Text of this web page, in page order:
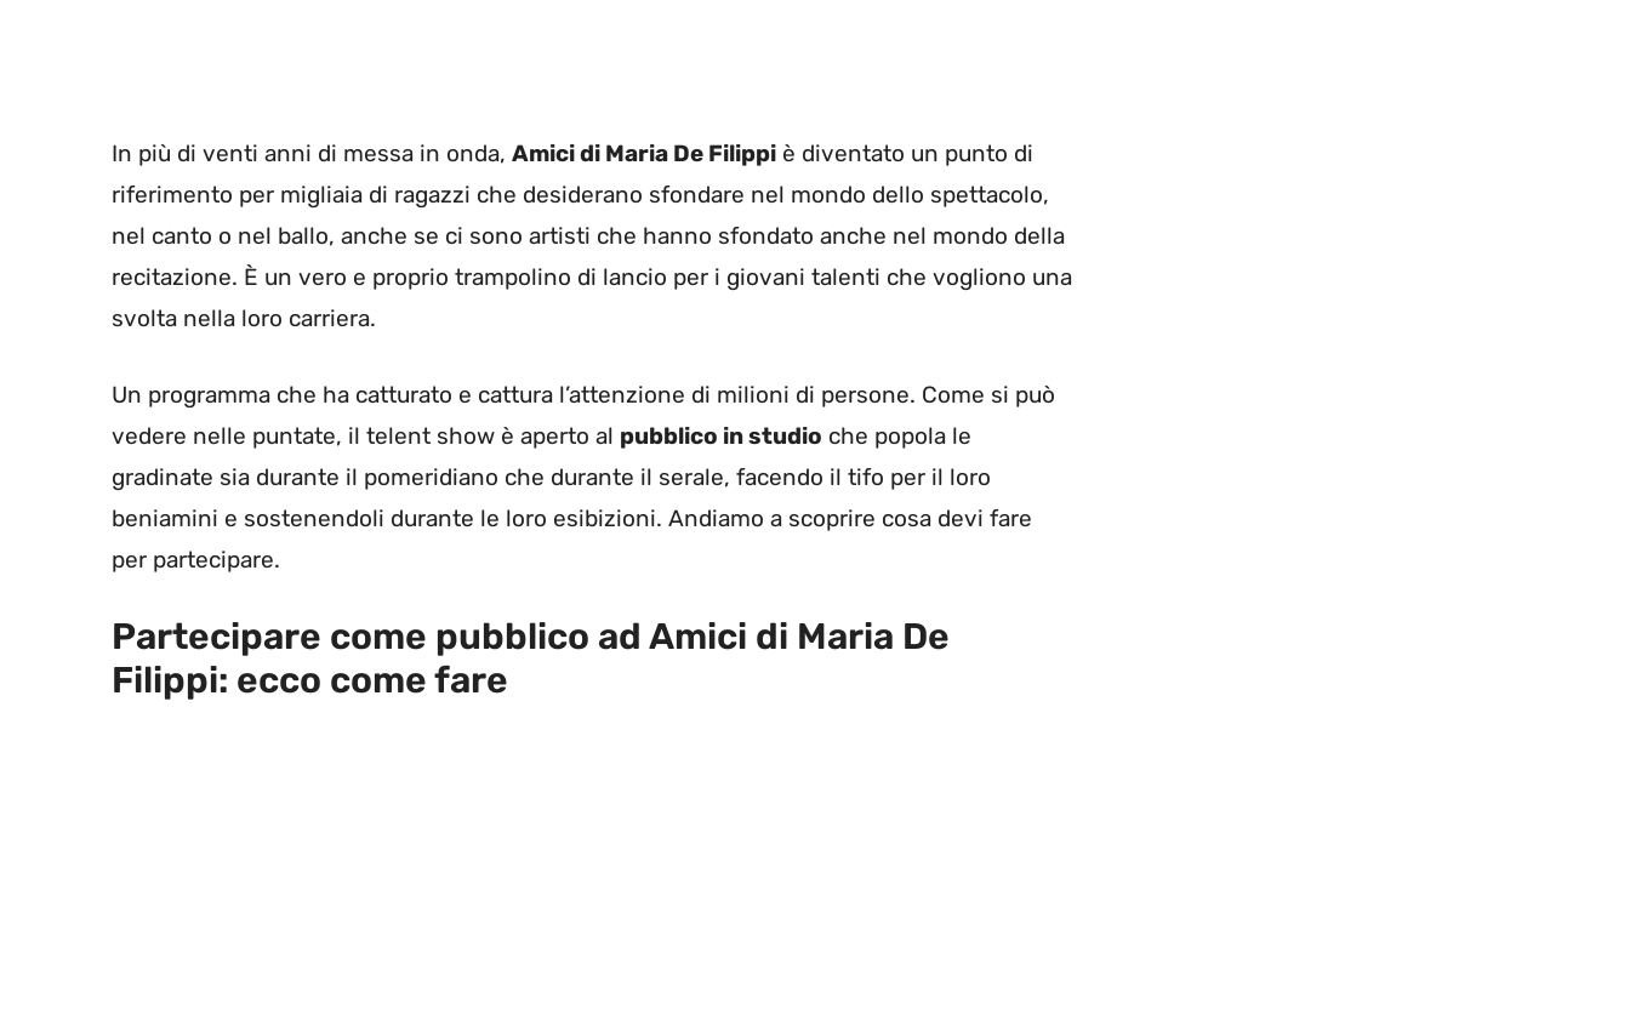
In più di venti anni di messa in onda, Amici di Maria De Filippi è diventato un punto di
riferimento per migliaia di ragazzi che desiderano sfondare nel mondo dello spettacolo,
nel canto o nel ballo, anche se ci sono artisti che hanno sfondato anche nel mondo della
recitazione. È un vero e proprio trampolino di lancio per i giovani talenti che vogliono una
svolta nella loro carriera.
Un programma che ha catturato e cattura l’attenzione di milioni di persone. Come si può
vedere nelle puntate, il telent show è aperto al pubblico in studio che popola le
gradinate sia durante il pomeridiano che durante il serale, facendo il tifo per il loro
beniamini e sostenendoli durante le loro esibizioni. Andiamo a scoprire cosa devi fare
per partecipare.
Partecipare come pubblico ad Amici di Maria De
Filippi: ecco come fare